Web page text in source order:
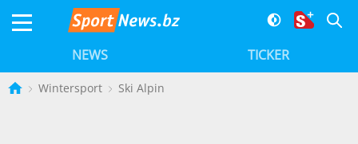
NEWS TICKER
Wintersport Ski Alpin